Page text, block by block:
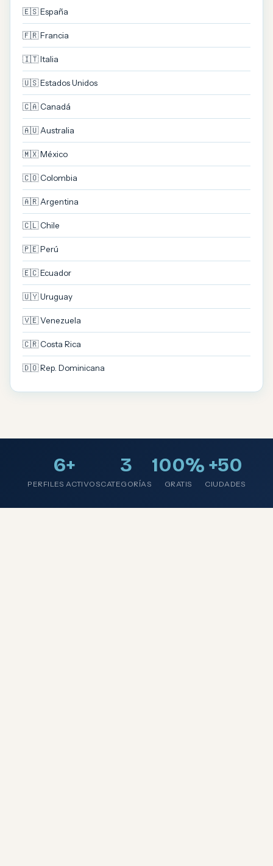
🇪🇸 España
🇫🇷 Francia
🇮🇹 Italia
🇺🇸 Estados Unidos
🇨🇦 Canadá
🇦🇺 Australia
🇲🇽 México
🇨🇴 Colombia
🇦🇷 Argentina
🇨🇱 Chile
🇵🇪 Perú
🇪🇨 Ecuador
🇺🇾 Uruguay
🇻🇪 Venezuela
🇨🇷 Costa Rica
🇩🇴 Rep. Dominicana
6+
PERFILES ACTIVOS
3
CATEGORÍAS
100%
GRATIS
+50
CIUDADES